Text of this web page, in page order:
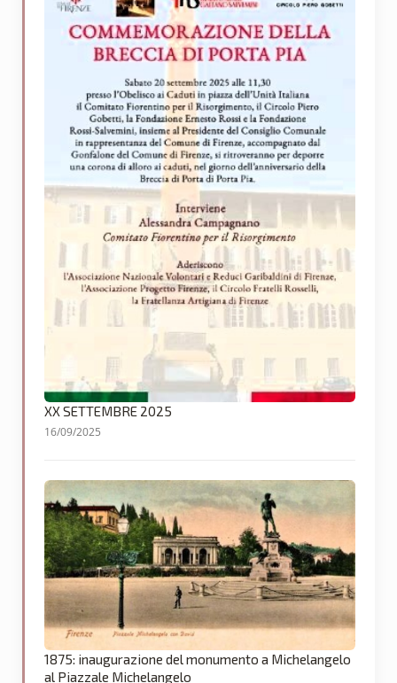
XX SETTEMBRE 2025
16/09/2025
1875: inaugurazione del monumento a Michelangelo
al Piazzale Michelangelo